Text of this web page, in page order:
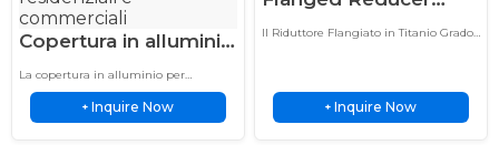
Copertura in alluminio
per condizionatore
d'aria, involucro
saldato TIG per HVAC
La copertura in alluminio per
condizionatore d'aria offre una
protezione personalizzata in
alluminio per unità AC esterne, con
+ Inquire Now
Titanium TIG Welded
Il Riduttore Flangiato in Titanio Grado
tubazioni industriali…
+ Inquire Now